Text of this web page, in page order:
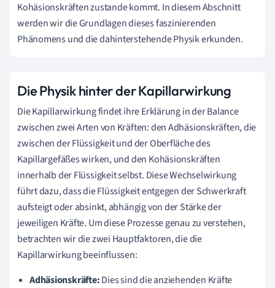
Kohäsionskräften zustande kommt. In diesem Abschnitt
werden wir die Grundlagen dieses faszinierenden
Phänomens und die dahinterstehende Physik erkunden.
Die Physik hinter der Kapillarwirkung
Die Kapillarwirkung findet ihre Erklärung in der Balance
zwischen zwei Arten von Kräften: den Adhäsionskräften, die
zwischen der Flüssigkeit und der Oberfläche des
Kapillargefäßes wirken, und den Kohäsionskräften
innerhalb der Flüssigkeit selbst. Diese Wechselwirkung
führt dazu, dass die Flüssigkeit entgegen der Schwerkraft
aufsteigt oder absinkt, abhängig von der Stärke der
jeweiligen Kräfte. Um diese Prozesse genau zu verstehen,
betrachten wir die zwei Hauptfaktoren, die die
Kapillarwirkung beeinflussen:
Adhäsionskräfte:Dies sind die anziehenden Kräfte